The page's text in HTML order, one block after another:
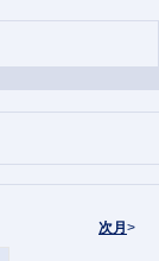
次月 >